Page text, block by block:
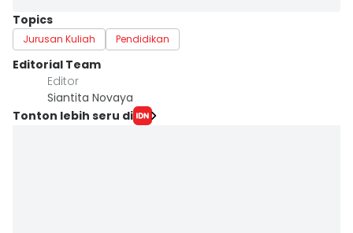
Topics
Jurusan Kuliah Pendidikan
Editorial Team
Editor
Siantita Novaya
Tonton lebih seru di